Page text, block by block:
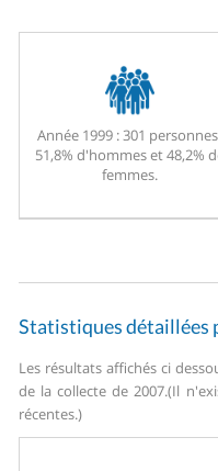
Année 1999 :301
51,8% d'hommes et 48,2%
femmes.
Statistiques détaillées
Les résultats affichés ci
de la collecte de 2007.(Il
récentes.)